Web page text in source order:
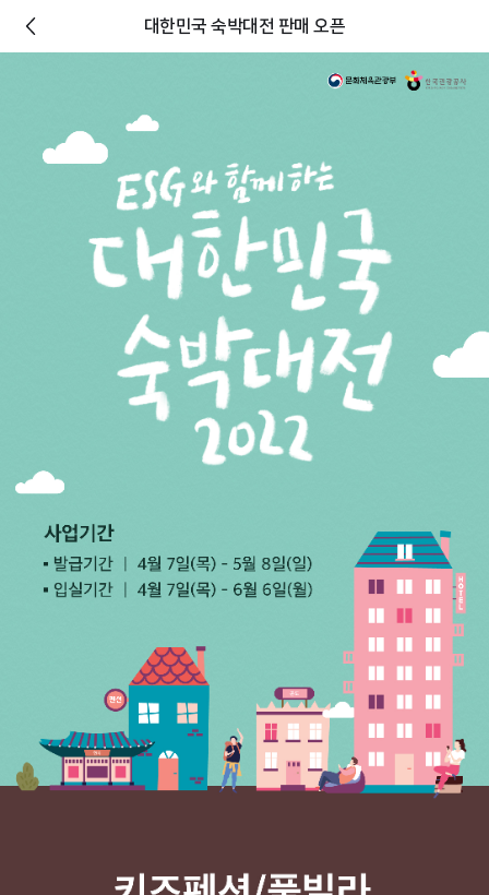
대한민국 숙박대전 판매 오픈